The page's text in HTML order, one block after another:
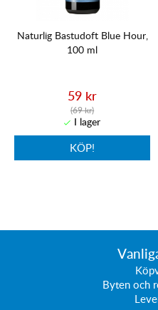
Naturlig Bastudoft Blue Hour,
100 ml
59 kr
(69 kr)
KÖP!
Byten och